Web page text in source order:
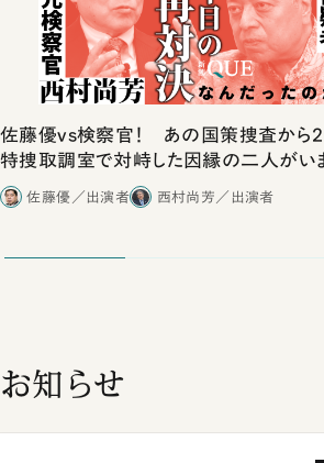
佐藤優vs検察官！ あの国策捜査から20
特捜取調室で対峙した因縁の二人がい
合ったこと
佐藤優／出演者 西村尚芳／出演者
お知らせ